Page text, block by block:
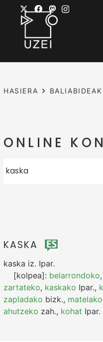
HASIERA BALIABIDEAK
ONLINE
KASKA
kaska iz. Ipar.
[kolpea]: belarrondoko,
zartateko, kaskako Ipar.,
zapladako bizk., matelako
ahutzeko zah., kohat Ipar.